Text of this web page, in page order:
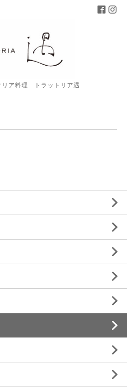
リア料理 トラットリア遇